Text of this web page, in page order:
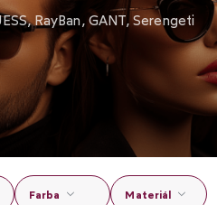
RayBan, GANT, Serengeti
Farba Materiál